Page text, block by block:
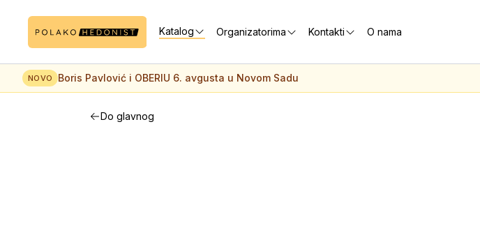
Katalog Organizatorima Kontakti O nama
NOVO Boris Pavlović i OBERIU 6. avgusta u Novom Sadu
Do glavnog